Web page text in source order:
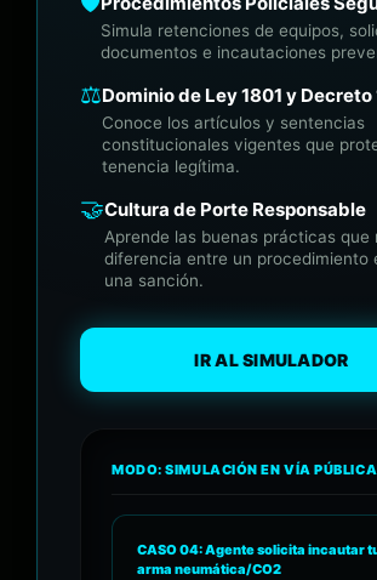
Simula retenciones de equipos,
documentos e incautaciones
⚖️Dominio de Ley 1801 y Decreto
Conoce los artículos y sentencias
constitucionales vigentes que
tenencia legítima.
🤝Cultura de Porte Responsable
Aprende las buenas prácticas que
diferencia entre un procedimiento
una sanción.
IR AL SIMULADOR
MODO: SIMULACIÓN EN VÍA PÚBLICA
CASO 04: Agente solicita incautar
arma neumática/CO2